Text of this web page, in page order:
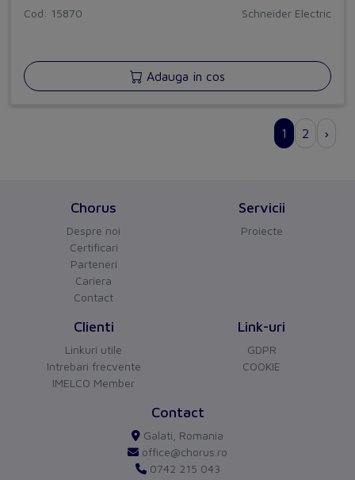
Cod: 15870 Schneider Electric
Adauga in cos
Chorus
Despre noi
Certificari
Parteneri
Cariera
Contact
Servicii
Proiecte
Clienti
Linkuri utile
Intrebari frecvente
IMELCO Member
Link-uri
GDPR
COOKIE
Contact
Galati, Romania
office@chorus.ro
0742 215 043